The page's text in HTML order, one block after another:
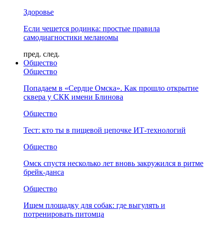
Здоровье
Если чешется родинка: простые правила
самодиагностики меланомы
пред. след.
Общество
Общество
Попадаем в «Сердце Омска». Как прошло открытие
сквера у СКК имени Блинова
Общество
Тест: кто ты в пищевой цепочке ИТ-технологий
Общество
Омск спустя несколько лет вновь закружился в ритме
брейк-данса
Общество
Ищем площадку для собак: где выгулять и
потренировать питомца